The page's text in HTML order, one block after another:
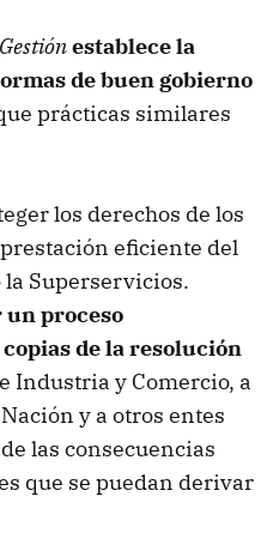
establece la
de buen gobierno
prácticas similares
los derechos de los
eficiente del
Superservicios.
proceso
de la resolución
Industria y Comercio, a
y a otros entes
las consecuencias
que se puedan derivar